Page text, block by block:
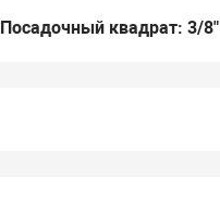
Посадочный квадрат: 3/8"